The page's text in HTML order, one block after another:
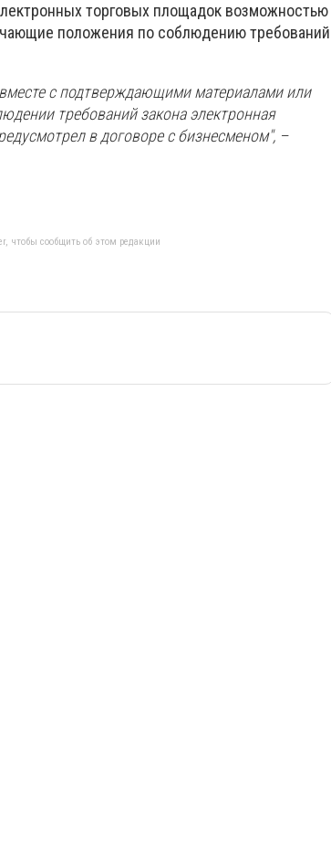
торговых площадок возможностью
положения по соблюдению требований
с подтверждающими материалами или
требований закона электронная
в договоре с бизнесменом", –
чтобы сообщить об этом редакции